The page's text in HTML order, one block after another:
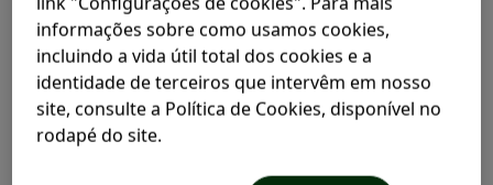
Age na dor 4
Relaxa a tensão muscular4
Dura por horas*
informações sobre como usamos cookies,
incluindo a vida útil total dos cookies e a
identidade de terceiros que intervêm em nosso
site, consulte a Política de Cookies, disponível no
rodapé do site.